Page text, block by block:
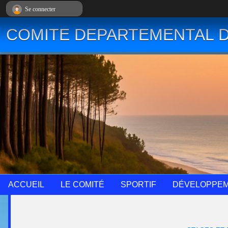
COMITE DEPARTEMENTAL
ACCUEIL LE COMITÉ SPORTIF
Se connecter
Panneau de gestion des cookies